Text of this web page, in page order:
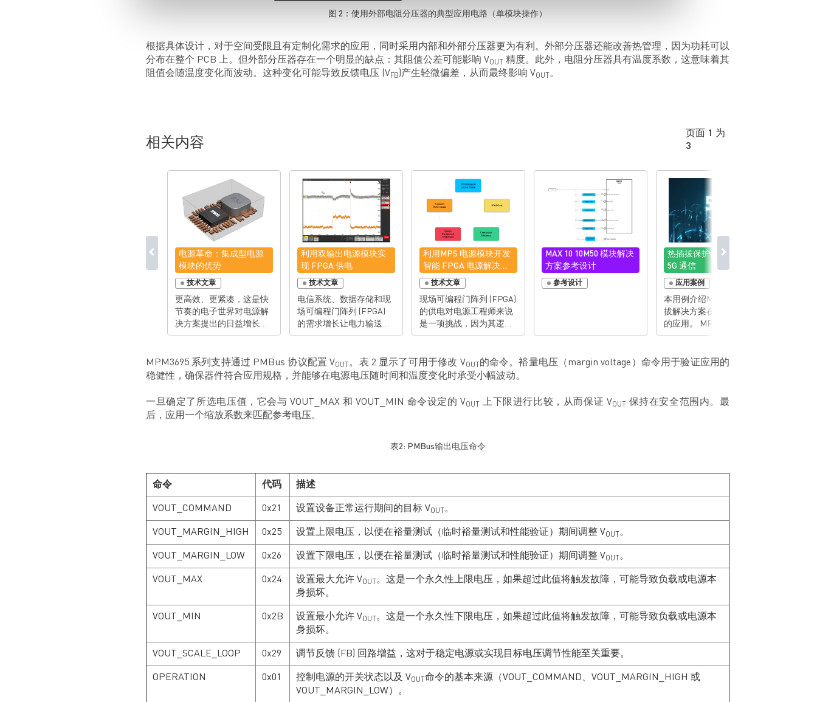
图 2：使用外部电阻分压器的典型应用电路（单模块操作）
根据具体设计，对于空间受限且有定制化需求的应用，同时采用内部和外部分压器更为有利。外部分压器还能改善热管理，因为功耗可以
分布在整个 PCB 上。但外部分压器存在一个明显的缺点：其阻值公差可能影响 VOUT
精度。此外，电阻分压器具有温度系数，这意味着其
阻值会随温度变化而波动。这种变化可能导致反馈电压 (V FB)产生轻微偏差，从而最终影响 VOUT 。
相关内容
页面 1 为
3
电源革命：集成型电源
模块的优势
技术文章
更高效、更紧凑，这是快
节奏的电子世界对电源解
决方案提出的日益增长的
需求。在电源技术进步的
简化设计、减少占板空间
并加快开发过程的方法。
源模块产品组合，并将功
率级、控制环路和电感集
成在单个 SMD 封装中
DC/DC 电源具有的诸多优
制环路和电感，MPS 电源
功率密度。利用MPS 专有
MeshConnectTM 技术，变
换器、电感和其他无源元
件可以直接放置在引线框
架上，实现更佳散热能
寄生电感。这大大简化了
设计，并有效缩短了设计
(BST) 电容、VCC 去耦电
容、输入去耦电容和反馈
电阻分压器等无源元件。
利用双输出电源模块实
现 FPGA 供电
技术文章
电信系统、数据存储和现
场可编程门阵列 (FPGA)
的需求增长让电力输送变
得越来越复杂，也对电
(VR)提出了更高的要求。
大多数 VR 应用领域都需
电压容差和尺寸之间做出
权衡。在提供精确电压控
制的同时满足 FPGA 电源
源轨解决方案。多相电源
同时降低电感尺寸要求，
人员通过单个 IC 为多个
FPGA 轨供电。这让设计
人员能够在满足所有现代
电力输送要求的同时，减
少占板空间并简化设计。
本文将以双输出电源模块
MPM54322为例，探讨如
何利用多输出电源来满足
FPGA 的电源轨需求。实
因素包括电压轨调节，以
及 FPGA 电源轨的正确启
动与安全关断。 FPGA系
统通常需要很多...
利用MPS 电源模块开发
智能 FPGA 电源解决方
案
技术文章
现场可编程门阵列 (FPGA)
的供电对电源工程师来说
是一项挑战，因为其逻辑
单元数量不断增加，复杂
种半导体器件具有高度可
配置性，允许设计人员定
率，并配置其中的逻辑元
件。此外，定义 FPGA 的
件、FPGA 型号和操作条
数据至关重要，因为
泛，包括通信、工业、汽
车和医疗设备等领域。 本
文重点介绍 Intel Agilex
FPGA 的电源设计，我们
将阐述 MPS 的全集成
源模块如何做到在最小化
解决方案空间的同时，还
期间将输出电压 (VOUT) 精
确度保持在 2% 或 3% 以
内。 如何高效利用空...
MAX 10 10M50 模块解决
方案参考设计
参考设计
热插拔保护器件用例：
5G 通信
应用案例
本用例介绍MP5990 热插
拔解决方案在 5G 通信中
的应用。 MP5990是一款
全集成的 50A 热插拔解决
富的保护功能，如输入电
（OCP）、短路保护
（SCP）和过温保护
其是在功耗快速变化的情
决方案也是 5G 通信的另
一个重要考量因素，因为
波动都可能导致代价高昂
的停机，甚至损坏5G 数据
入电压(VIN)过压保护
(OVP...
MPM3695 系列支持通过 PMBus 协议配置 VOUT 。表 2 显示了可用于修改 VOUT 的命令。裕量电压（margin voltage）命令用于验证应用的
稳健性，确保器件符合应用规格，并能够在电源电压随时间和温度变化时承受小幅波动。
一旦确定了所选电压值，它会与 VOUT_MAX 和 VOUT_MIN 命令设定的 VOUT 上下限进行比较，从而保证 VOUT 保持在安全范围内。最
后，应用一个缩放系数来匹配参考电压。
表2: PMBus输出电压命令
命令 代码 描述
VOUT_COMMAND 0x21 设置设备正常运行期间的目标 VOUT 。
VOUT_MARGIN_HIGH 0x25 设置上限电压，以便在裕量测试（临时裕量测试和性能验证）期间调整 VOUT 。
VOUT_MARGIN_LOW 0x26 设置下限电压，以便在裕量测试（临时裕量测试和性能验证）期间调整 VOUT 。
VOUT_MAX 0x24 设置最大允许 VOUT 。这是一个永久性上限电压，如果超过此值将触发故障，可能导致负载或电源本
身损坏。
VOUT_MIN 0x2B 设置最小允许 VOUT 。这是一个永久性下限电压，如果超过此值将触发故障，可能导致负载或电源本
身损坏。
VOUT_SCALE_LOOP 0x29 调节反馈 (FB) 回路增益，这对于稳定电源或实现目标电压调节性能至关重要。
OPERATION 0x01 控制电源的开关状态以及 VOUT 命令的基本来源（VOUT_COMMAND、VOUT_MARGIN_HIGH 或
VOUT_MARGIN_LOW）。